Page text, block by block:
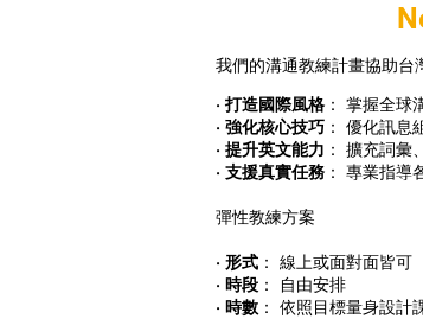
我們的溝通教練計畫協助台
• 打造國際風格 ： 掌握全球
• 強化核心技巧 ： 優化訊息
• 提升英文能力 ： 擴充詞
• 支援真實任務 ： 專業指
彈性教練方案
• 形式 ： 線上或面對面皆可
• 時段 ： 自由安排
• 時數 ： 依照目標量身設計